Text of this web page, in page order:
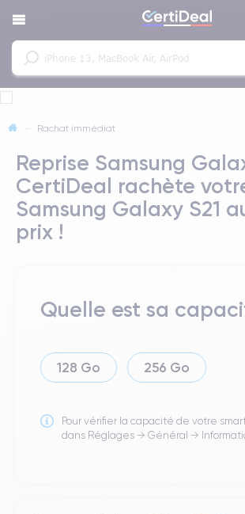
Rachat immédiat
Reprise Samsung
CertiDeal rachète
Samsung Galaxy S21
prix !
Quelle est sa
128 Go 256 Go
Pour vérifier la capacité de votre
dans Réglages → Général →